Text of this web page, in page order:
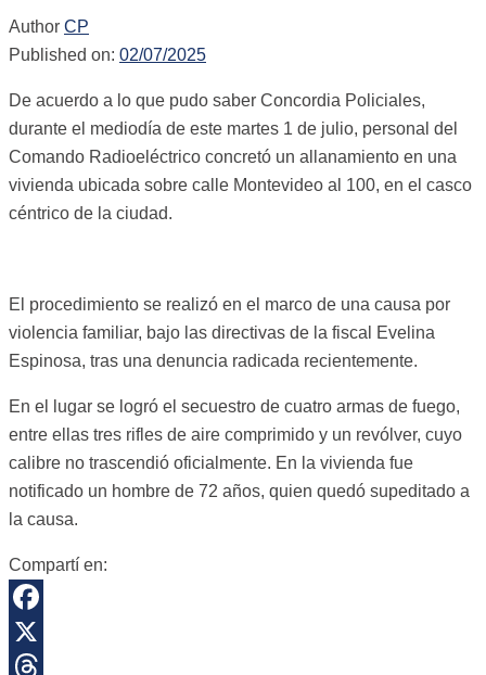
Author CP
Published on: 02/07/2025
De acuerdo a lo que pudo saber Concordia Policiales,
durante el mediodía de este martes 1 de julio, personal del
Comando Radioeléctrico concretó un allanamiento en una
vivienda ubicada sobre calle Montevideo al 100, en el casco
céntrico de la ciudad.
El procedimiento se realizó en el marco de una causa por
violencia familiar, bajo las directivas de la fiscal Evelina
Espinosa, tras una denuncia radicada recientemente.
En el lugar se logró el secuestro de cuatro armas de fuego,
entre ellas tres rifles de aire comprimido y un revólver, cuyo
calibre no trascendió oficialmente. En la vivienda fue
notificado un hombre de 72 años, quien quedó supeditado a
la causa.
Compartí en:
Facebook
X